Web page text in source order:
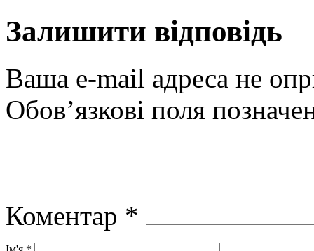
Залишити відповідь
Ваша e-mail адреса не
Обов’язкові поля
Коментар *